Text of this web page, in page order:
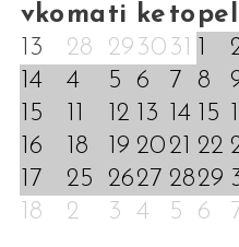
vko ma ti ke to pe
13
28 29 30 31
14
4 5 6 7 8
15
12 13 14 15
16
18 19 2021 22
17
25 2627 2829
18
2 3 4 5 6